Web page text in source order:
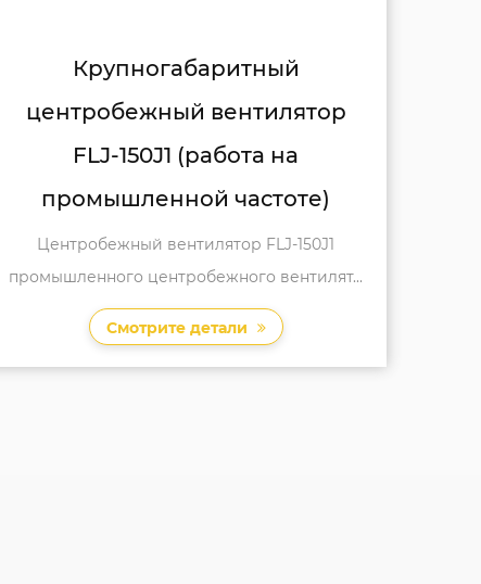
Основной центробежный
вентилятор (работа на
промышленной частоте) FLJ-
150J7
Центробежный вентилятор FLJ-150J7
Центробежный вентилятор выделяется в...
Смотрите детали